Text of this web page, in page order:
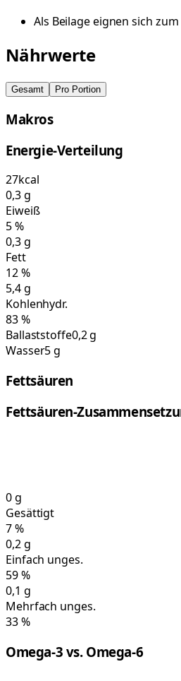
Als Beilage eignen sich
Nährwerte
Gesamt Pro Portion
Makros
Energie-Verteilung
27kcal
0,3g
Eiweiß
5%
0,3g
Fett
12%
5,4g
Kohlenhydr.
83%
Ballaststoffe0,2 g
Wasser5 g
Fettsäuren
Fettsäuren-
0g
Gesättigt
7%
0,2g
Einfach unges.
59%
0,1 g
Mehrfach unges.
33%
Omega-3 vs. Omega-6